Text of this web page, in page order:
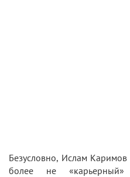
Безусловно, Ислам
более не